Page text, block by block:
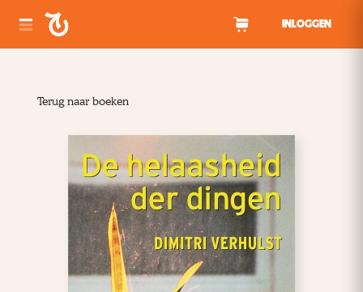
INLOGGEN
Terug naar boeken